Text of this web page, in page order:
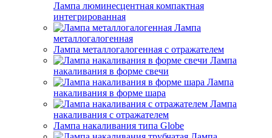
Лампа люминесцентная компактная
интегрированная
Лампа
металлогалогенная
Лампа металлогалогенная с отражателем
Лампа
накаливания в форме свечи
Лампа
накаливания в форме шара
Лампа
накаливания с отражателем
Лампа накаливания типа Globe